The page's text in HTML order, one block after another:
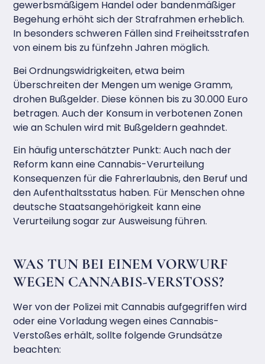
gewerbsmäßigem Handel oder bandenmäßiger
Begehung erhöht sich der Strafrahmen erheblich.
In besonders schweren Fällen sind Freiheitsstrafen
von einem bis zu fünfzehn Jahren möglich.
Bei Ordnungswidrigkeiten, etwa beim
Überschreiten der Mengen um wenige Gramm,
drohen Bußgelder. Diese können bis zu 30.000 Euro
betragen. Auch der Konsum in verbotenen Zonen
wie an Schulen wird mit Bußgeldern geahndet.
Ein häufig unterschätzter Punkt: Auch nach der
Reform kann eine Cannabis-Verurteilung
Konsequenzen für die Fahrerlaubnis, den Beruf und
den Aufenthaltsstatus haben. Für Menschen ohne
deutsche Staatsangehörigkeit kann eine
Verurteilung sogar zur Ausweisung führen.
WAS TUN BEI EINEM VORWURF
WEGEN CANNABIS-VERSTOSS?
Wer von der Polizei mit Cannabis aufgegriffen wird
oder eine Vorladung wegen eines Cannabis-
Verstoßes erhält, sollte folgende Grundsätze
beachten: